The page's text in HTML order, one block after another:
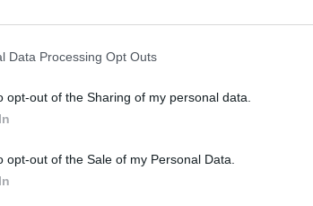
Data Processing Opt Outs
opt-out of the Sharing of my personal data.
opt-out of the Sale of my Personal Data.
desportiva nas modalidades de Futebol,
Squash, Xadrez, Ténis de Mesa e
cerimónia o vice-presidente da
o Pelouro do Desporto.
destes contratos-programa é proporcionar
atividade desportiva equilibrada e
ano cada vez mais próximo das receitas
a sua dependência da Câmara